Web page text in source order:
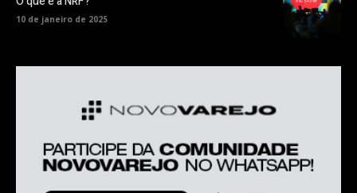
10 de janeiro de 2025